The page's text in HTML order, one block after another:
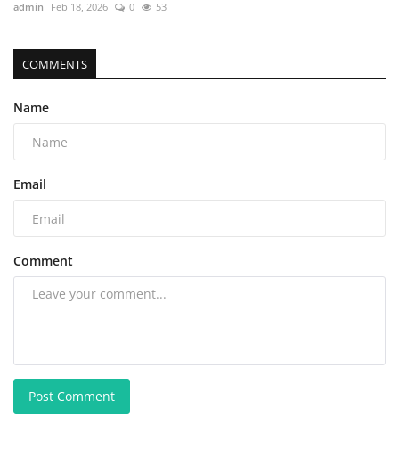
admin Feb 18, 2026 0 53
COMMENTS
Name
Email
Comment
Post Comment